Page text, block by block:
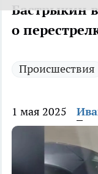
Бастрыкин
о
Происшествия
1 мая 2025